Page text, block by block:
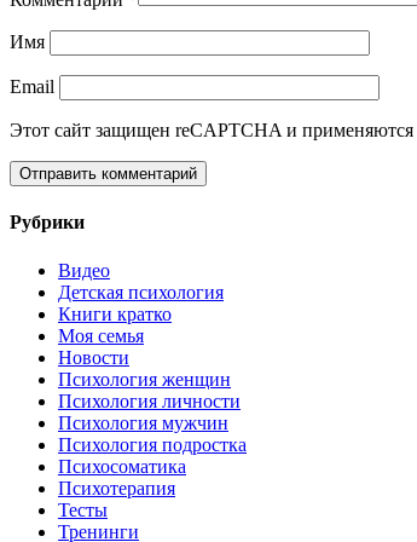
Имя
Email
Этот сайт защищен reCAPTCHA и применяются
Рубрики
Видео
Детская психология
Книги кратко
Моя семья
Новости
Психология женщин
Психология личности
Психология мужчин
Психология подростка
Психосоматика
Психотерапия
Тесты
Тренинги